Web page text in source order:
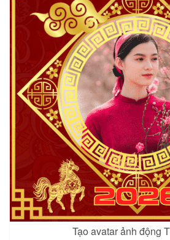
Tạo avatar ảnh động